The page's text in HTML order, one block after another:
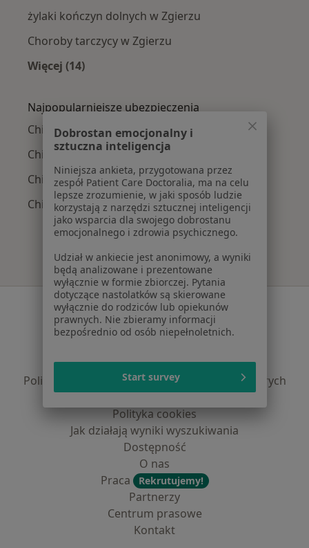
żylaki kończyn dolnych w Zgierzu
Choroby tarczycy w Zgierzu
Więcej (14)
Najpopularniejsze ubezpieczenia
Chirurdzy z TU Zdrowie w Zgierzu
Chirurdzy z NFZ w Zgierzu
Chirurdzy z Allianz w Zgierzu
Chirurdzy z LUX MED w Zgierzu
Serwis
Regulamin
Polityka prywatności profesjonalistów
Polityka prywatności dla profesjonalistów, których
dane pozyskaliśmy samodzielnie
Polityka cookies
Jak działają wyniki wyszukiwania
Dostępność
O nas
Praca
Rekrutujemy!
Partnerzy
Centrum prasowe
Kontakt
Dobrostan emocjonalny i
sztuczna inteligencja
Niniejsza ankieta, przygotowana przez
zespół Patient Care Doctoralia, ma na celu
lepsze zrozumienie, w jaki sposób ludzie
korzystają z narzędzi sztucznej inteligencji
jako wsparcia dla swojego dobrostanu
emocjonalnego i zdrowia psychicznego.
Udział w ankiecie jest anonimowy, a wyniki
będą analizowane i prezentowane
wyłącznie w formie zbiorczej. Pytania
dotyczące nastolatków są skierowane
wyłącznie do rodziców lub opiekunów
prawnych. Nie zbieramy informacji
bezpośrednio od osób niepełnoletnich.
Start survey